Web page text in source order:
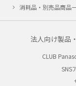
消耗品・別売品商品
法人向け製品
CLUB
SNS